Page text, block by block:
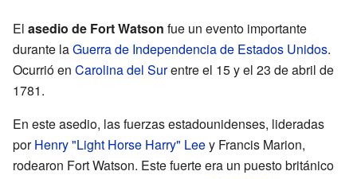
El asedio de Fort Watson fue un evento importante
durante laGuerra de Independencia de Estados Unidos.
Ocurrió en Carolina del Surentre el 15 y el 23 de abril de
1781.
En este asedio, las fuerzas estadounidenses, lideradas
porHenry "Light Horse Harry" Leey Francis Marion,
rodearon Fort Watson. Este fuerte era un puesto británico